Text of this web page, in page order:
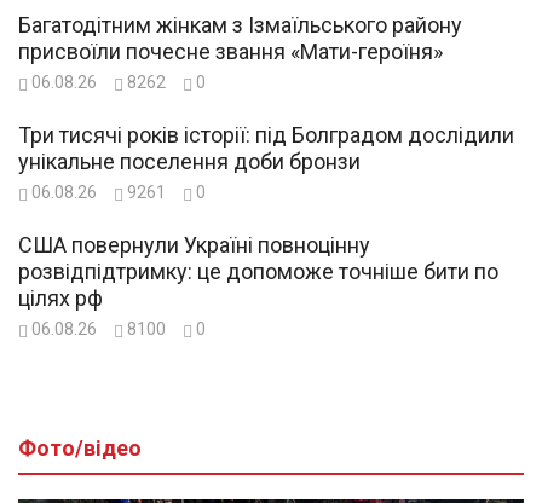
Багатодітним жінкам з Ізмаїльського району
присвоїли почесне звання «Мати-героїня»
06.08.26 8262 0
Три тисячі років історії: під Болградом дослідили
унікальне поселення доби бронзи
06.08.26 9261 0
США повернули Україні повноцінну
розвідпідтримку: це допоможе точніше бити по
цілях рф
06.08.26 8100 0
Фото/відео